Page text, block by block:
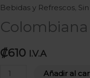
Bebidas y Refrescos,
₡610 I.V.A
400ml
Añadir al